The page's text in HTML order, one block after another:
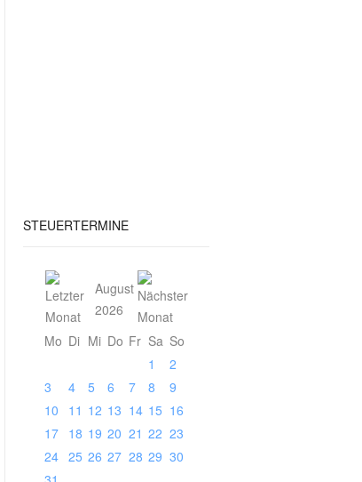
STEUERTERMINE
August
2026
Mo Di Mi Do Fr Sa So
1
2
3
4 5 6 7 8
9
10
11 12 13 14 15 16
17
18 19 20 21 22 23
24 25 26 27 28 29 30